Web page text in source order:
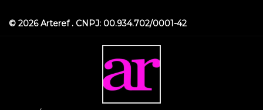
© 2026 Arteref . CNPJ: 00.934.702/0001-42